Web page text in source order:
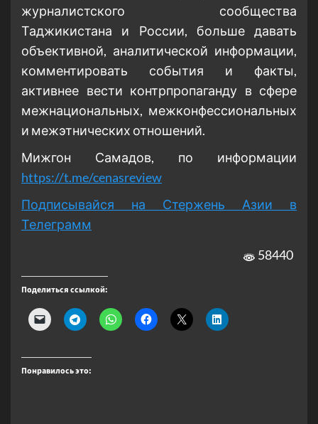
журналистского сообщества
Таджикистана и России, больше давать
объективной, аналитической информации,
комментировать события и факты,
активнее вести контрпропаганду в сфере
межнациональных, межконфессиональных
и межэтнических отношений.
Мижгон Самадов, по информации
https://t.me/cenasreview
Подписывайся на Стержень Азии в
Телеграмм
58440
Поделиться ссылкой:
Понравилось это: